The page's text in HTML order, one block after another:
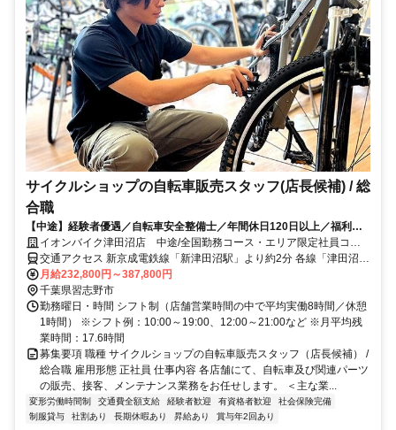
サイクルショップの自転車販売スタッフ(店長候補) / 総
合職
【中途】経験者優遇／自転車安全整備士／年間休日120日以上／福利厚
生・キャリア支援充実／店舗スタッフ
イオンバイク津田沼店 中途/全国勤務コース・エリア限定社員コー
ス・ホーム社員コース
交通アクセス 新京成電鉄線「新津田沼駅」より約2分 各線「津田沼
駅」より約5分 各線「京成津田沼駅」より約12分
月給232,800円～387,800円
千葉県習志野市
勤務曜日・時間 シフト制（店舗営業時間の中で平均実働8時間／休憩
1時間） ※シフト例：10:00～19:00、12:00～21:00など ※月平均残
業時間：17.6時間
募集要項 職種 サイクルショップの自転車販売スタッフ（店長候補） /
総合職 雇用形態 正社員 仕事内容 各店舗にて、自転車及び関連パーツ
の販売、接客、メンテナンス業務をお任せします。 ＜主な業...
変形労働時間制 交通費全額支給 経験者歓迎 有資格者歓迎
社会保険完備
制服貸与
社割あり 長期休暇あり 昇給あり 賞与年2回あり